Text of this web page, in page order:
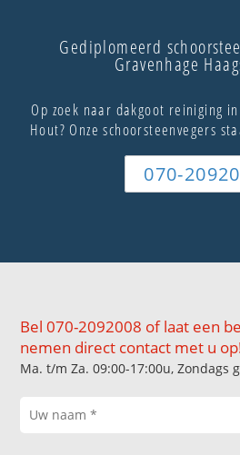
Gediplomeerd
Gravenhage
Op zoek naar dakgoot reiniging
Hout? Onze schoorsteenvegers
070-
Bel 070-2092008 of laat een
nemen direct contact met u
Ma. t/m Za. 09:00-17:00u, Zondags